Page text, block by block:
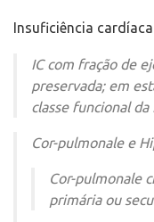
Insuficiência cardíaca
IC com fração de
preservada; em
classe funcional
Cor-pulmonale e
Cor-pulmonale
primária ou